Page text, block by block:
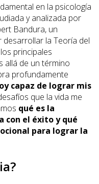
en la psicología
y analizada por
Bandura, un
la Teoría del
principales
allá de un término
profundamente
capaz de lograr mis
que la vida me
qué es la
con el éxito y qué
para lograr la